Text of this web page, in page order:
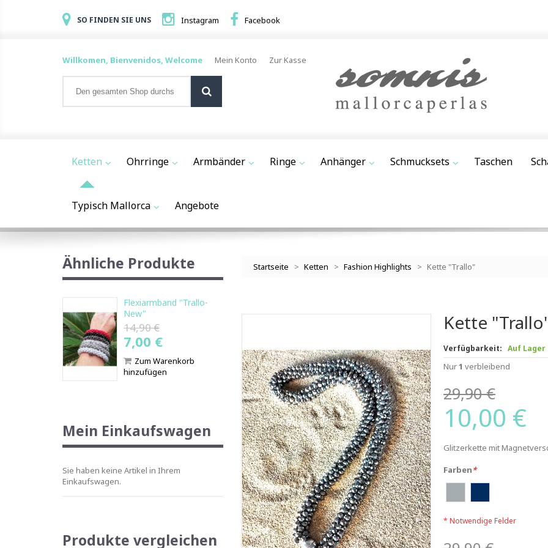
SO FINDEN SIE UNS Instagram Facebook
Mein Konto Zur Kasse
Willkomen, Bienvenidos, Welcome
Ketten Ohrringe Armbänder Ringe Anhänger Schmucksets Taschen
Typisch Mallorca Angebote
Startseite > Ketten > Fashion Highlights > Kette "Trallo"
Kette
Verfügbarkeit: Auf Lager
Nur1 verbleibend
29,90 €
10,00 €
Glitzerkette mit
*
Farben
* Notwendige Felder
Ähnliche Produkte
Flexiarmband "Trallo-
New"
14,90 €
7,00 €
Zum Warenkorb
hinzufügen
Mein Einkaufswagen
Sie haben keine Artikel in Ihrem
Einkaufswagen.
Produkte vergleichen